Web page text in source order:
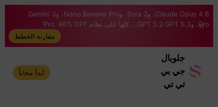
Claude Opus 4.6، وSora 2، وNano Banana Pro، وGemini 3
Pro، وGPT 5.2 GPT 5.2... كلها على نظام Pro. 46% OFF
مقارنة الخطط
جلوبال
جي بي
تي تي
ابدأ مجاناً